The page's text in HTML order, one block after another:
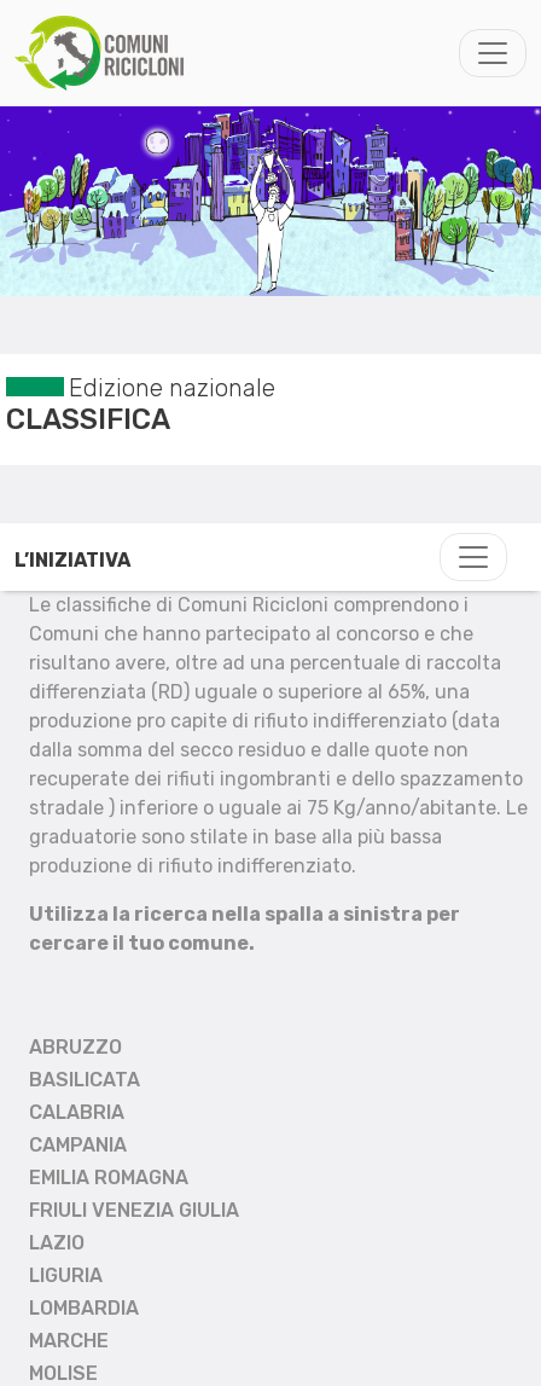
Edizione nazionale
CLASSIFICA
L’INIZIATIVA
Le classifiche di Comuni Ricicloni comprendono i
Comuni che hanno partecipato al concorso e che
risultano avere, oltre ad una percentuale di raccolta
differenziata (RD) uguale o superiore al 65%, una
produzione pro capite di rifiuto indifferenziato (data
dalla somma del secco residuo e dalle quote non
recuperate dei rifiuti ingombranti e dello spazzamento
stradale ) inferiore o uguale ai 75 Kg/anno/abitante. Le
graduatorie sono stilate in base alla più bassa
produzione di rifiuto indifferenziato.
Utilizza la ricerca nella spalla a sinistra per
cercare il tuo comune.
ABRUZZO
BASILICATA
CALABRIA
CAMPANIA
EMILIA ROMAGNA
FRIULI VENEZIA GIULIA
LAZIO
LIGURIA
LOMBARDIA
MARCHE
MOLISE